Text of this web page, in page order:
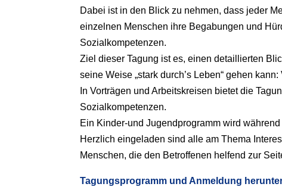
Dabei ist in den Blick zu nehmen, dass jeder
einzelnen Menschen ihre Begabungen und
Sozialkompetenzen.
Ziel dieser Tagung ist es, einen detaillierten
seine Weise „stark durch’s Leben“ gehen
In Vorträgen und Arbeitskreisen bietet die
Sozialkompetenzen.
Ein Kinder-und Jugendprogramm wird
Herzlich eingeladen sind alle am Thema
Menschen, die den Betroffenen helfend zur
Tagungsprogramm und Anmeldung